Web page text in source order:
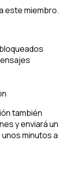
este miembro.
también
y enviará un
minutos a